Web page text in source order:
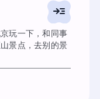
read_more
玩一下，和同事
景点，去别的景